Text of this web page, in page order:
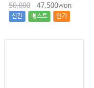
50,000
47,500won
신간 베스트 인기